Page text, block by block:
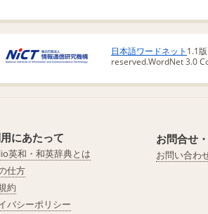
日本語ワードネット 1.1
reserved.WordNet 3.0
にあたって
英和・和英辞典とは
仕方
約
バシーポリシー
お問合せ
お問い合わ